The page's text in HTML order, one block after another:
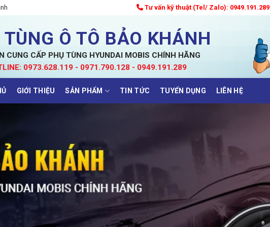
Tư vấn kỹ thuật (Tel/ Zalo): 0949.191.289
TÙNG Ô TÔ BẢO KHÁNH
CUNG CẤP PHỤ TÙNG HYUNDAI MOBIS CHÍNH HÃNG
0973.628.119 - 0971.790.128 - 0949.191.289
GIỚI THIỆU SẢN PHẨM TIN TỨC TUYỂN DỤNG LIÊN HỆ